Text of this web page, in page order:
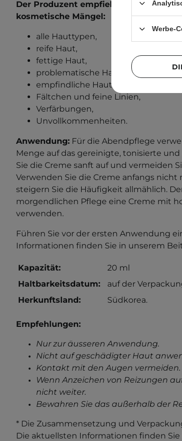
Der Produzent empfiehlt dieses
kosmetische Mängel:
alle Hauttypen,
reife Haut,
fettige Haut,
problematische Haut,
empfindliche Haut,
Fältchen und feine Linien,
Verfärbungen,
Unvollkommenheiten.
Anwendung: Für die Abendpflege
Menge auf das gereinigte, tonisierte
Sie die Creme sanft auf und vermeiden
Verwenden Sie die Creme anfangs
steigern Sie die Häufigkeit allmählich.
morgendlichen Pflege eine Creme mit
verwenden.
Führen Sie vor der ersten Anwendung
Informationen finden Sie in unserem
Kapazität:
20 ml
Haltbarkeitsdatum:
auf der
Herkunftsland:
Südkorea.
Empfehlungen:
Nur zur äusseren Anwendung.
Nicht auf geschädigter Haut
Kontakt mit den Augen vermeiden.
Wenn Anzeichen von Reizungen
nicht weiter.
Bewahren Sie das außerhalb der
* Die Zusammensetzung und
Die aktuellsten Informationen finden
Werbe-